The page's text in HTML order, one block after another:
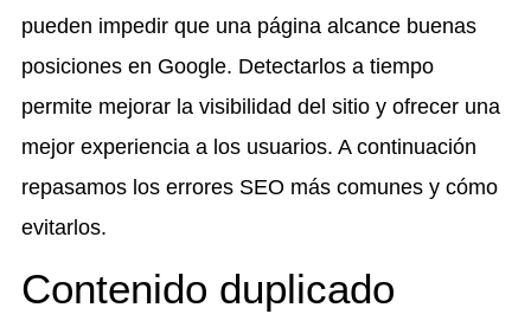
pueden impedir que una página alcance buenas
posiciones en Google. Detectarlos a tiempo
permite mejorar la visibilidad del sitio y ofrecer una
mejor experiencia a los usuarios. A continuación
repasamos los errores SEO más comunes y cómo
evitarlos.
Contenido duplicado